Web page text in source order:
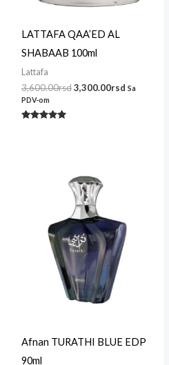
LATTAFA QAA’ED AL
SHABAAB 100ml
Lattafa
3,600.00rsd3,300.00rsd Sa
PDV-om
Afnan TURATHI BLUE EDP
90ml